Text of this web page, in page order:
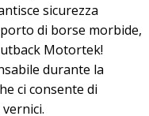
sicurezza
di borse morbide,
Motortek!
durante la
ci consente di